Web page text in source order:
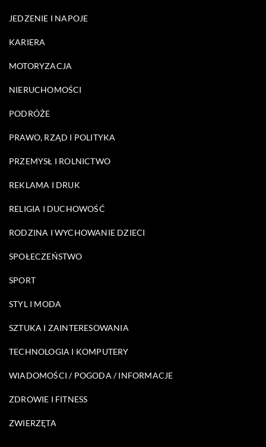
JEDZENIE I NAPOJE
KARIERA
MOTORYZACJA
NIERUCHOMOŚCI
PODRÓŻE
PRAWO, RZĄD I POLITYKA
PRZEMYSŁ I ROLNICTWO
REKLAMA I DRUK
RELIGIA I DUCHOWOŚĆ
RODZINA I WYCHOWANIE DZIECI
SPOŁECZEŃSTWO
SPORT
STYL I MODA
SZTUKA I ZAINTERESOWANIA
TECHNOLOGIA I KOMPUTERY
WIADOMOŚCI / POGODA / INFORMACJE
ZDROWIE I FITNESS
ZWIERZĘTA